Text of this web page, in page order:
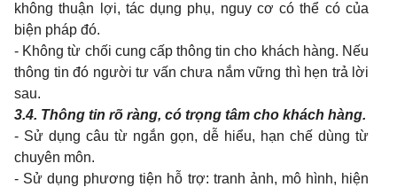
không thuận lợi, tác dụng phụ, nguy cơ có thể có của
biện pháp đó.
- Không từ chối cung cấp thông tin cho khách hàng. Nếu
thông tin đó người tư vấn chưa nắm vững thì hẹn trả lời
sau.
3.4. Thông tin rõ ràng, có trọng tâm cho khách hàng.
- Sử dụng câu từ ngắn gọn, dễ hiểu, hạn chế dùng từ
chuyên môn.
- Sử dụng phương tiện hỗ trợ: tranh ảnh, mô hình, hiện